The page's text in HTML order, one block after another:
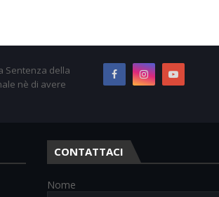
Sentenza della
nè di avere
CONTATTACI
Nome